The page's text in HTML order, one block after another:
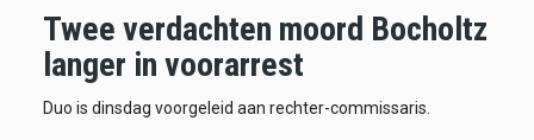
Twee verdachten moord Bocholtz
langer in voorarrest
Duo is dinsdag voorgeleid aan rechter-commissaris.